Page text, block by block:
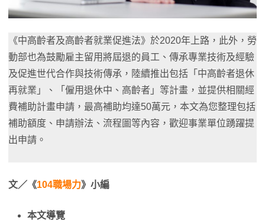
《中高齡者及高齡者就業促進法》於2020年上路，此外，勞
動部也為鼓勵雇主留用將屆退的員工、傳承專業技術及經驗
及促進世代合作與技術傳承，陸續推出包括「中高齡者退休
再就業」、「僱用退休中、高齡者」等計畫，並提供相關經
費補助計畫申請，最高補助均達50萬元，本文為您整理包括
補助額度、申請辦法、流程圖等內容，歡迎事業單位踴躍提
出申請。
文／《104職場力》小編
本文導覽